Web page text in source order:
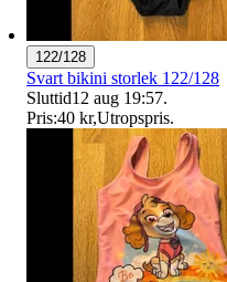
122/128
Svart bikini storlek 122/128
Sluttid12 aug 19:57.
Pris:40 kr,Utropspris.